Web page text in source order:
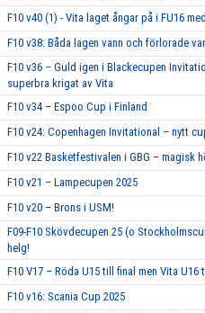
F10 v40 (1) - Vita laget ångar på i FU16
F10 v38: Båda lagen vann och förlorade
F10 v36 – Guld igen i Blackecupen
superbra krigat av Vita
F10 v34 – Espoo Cup i Finland
F10 v24: Copenhagen Invitational – nytt
F10 v22 Basketfestivalen i GBG – magisk
F10 v21 – Lampecupen 2025
F10 v20 – Brons i USM!
F09-F10 Skövdecupen 25 (o
helg!
F10 V17 – Röda U15 till final men Vita
F10 v16: Scania Cup 2025